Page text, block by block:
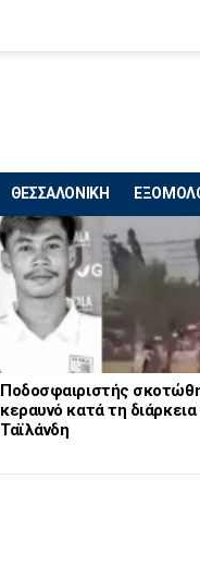
ΘΕΣΣΑΛΟΝΙΚΗ
Ποδοσφαιριστής
κεραυνό κατά τη
Ταϊλάνδη